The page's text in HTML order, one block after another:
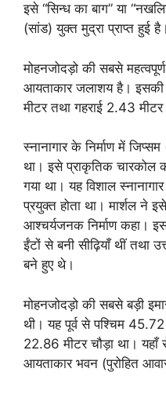
इसे “सिन्ध का बाग” या
(सांड) युक्त मुद्रा प्राप्त हुई है।
मोहनजोदड़ो की सबसे
आयताकार जलाशय है। इसकी
मीटर तथा गहराई 2.43 मीटर
स्नानागार के निर्माण में
था। इसे प्राकृतिक चारकोल
गया था। यह विशाल
प्रयुक्त होता था। मार्शल ने
आश्चर्यजनक निर्माण कहा।
ईंटों से बनी सीढ़ियाँ थीं तथा
बने हुए थे।
मोहनजोदड़ो की सबसे बड़ी
थी। यह पूर्व से पश्चिम 45.72
22.86 मीटर चौड़ा था।
आयताकार भवन (पुरोहित